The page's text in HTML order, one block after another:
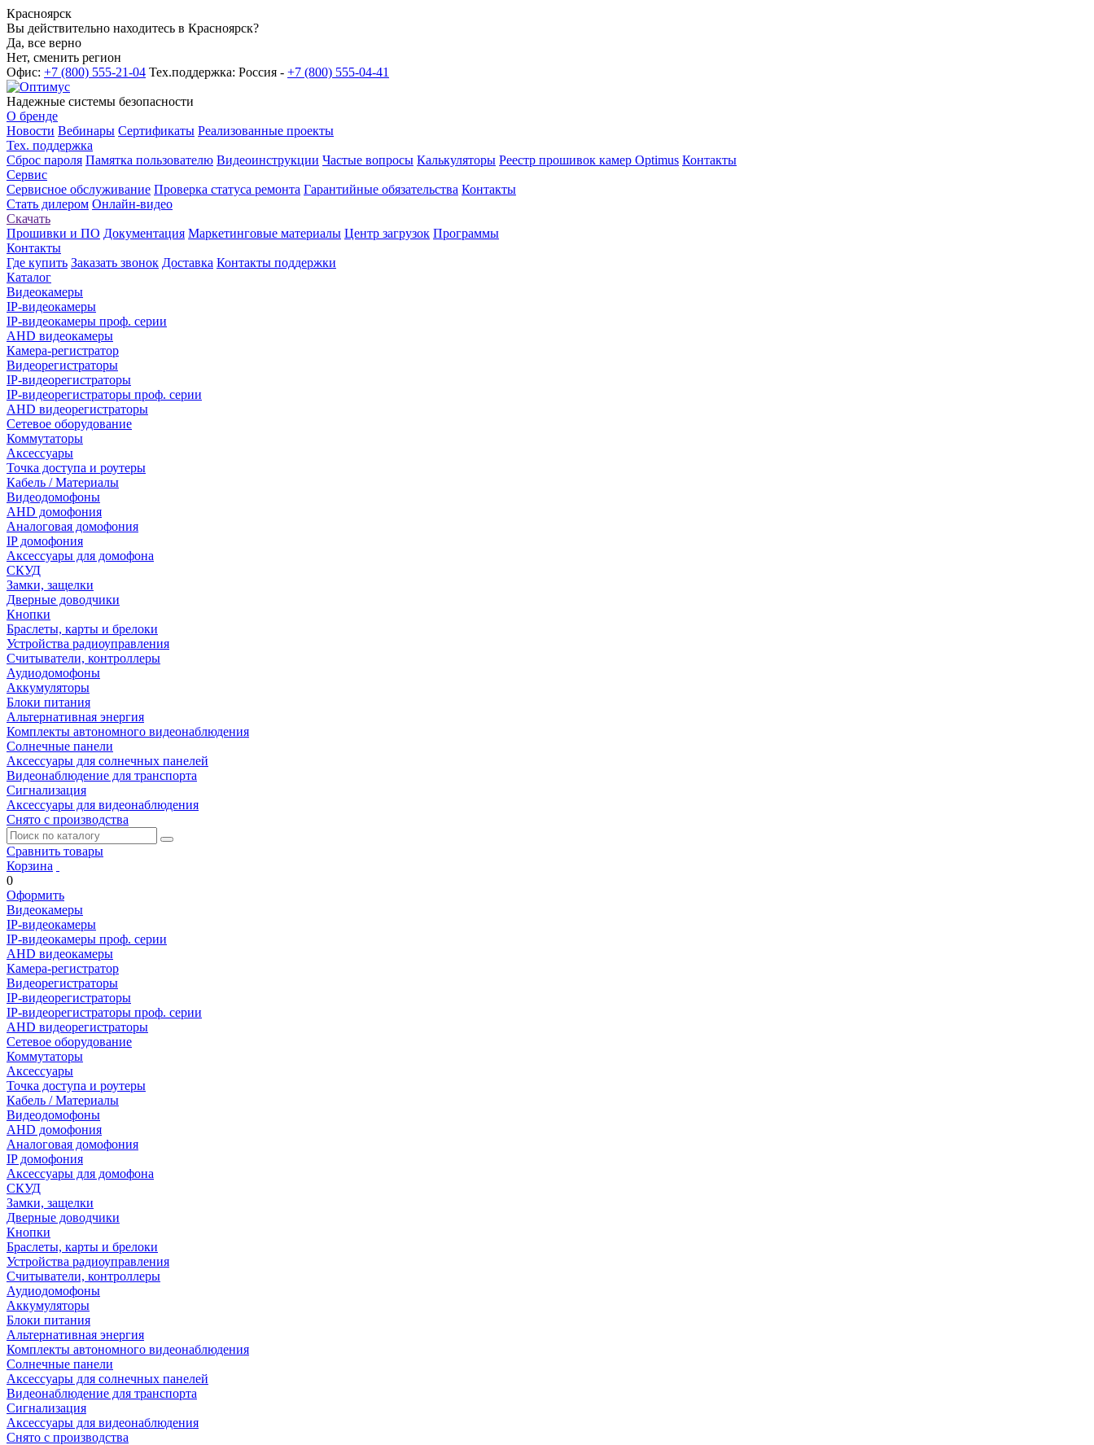
Красноярск
Вы действительно находитесь в Красноярск?
Да, все верно
Нет, сменить регион
Офис: +7 (800) 555-21-04 Тех.поддержка: Россия - +7 (800) 555-04-41
Надежные системы безопасности
О бренде
Новости Вебинары Сертификаты Реализованные проекты
Тех. поддержка
Сброс пароля Памятка пользователю Видеоинструкции Частые вопросы Калькуляторы Реестр прошивок камер Optimus Контакты
Сервис
Сервисное обслуживание Проверка статуса ремонта Гарантийные обязательства Контакты
Стать дилером Онлайн-видео
Скачать
Прошивки и ПО Документация Маркетинговые материалы Центр загрузок Программы
Контакты
Где купить Заказать звонок Доставка Контакты поддержки
Каталог
Видеокамеры
IP-видеокамеры
IP-видеокамеры проф. серии
AHD видеокамеры
Камера-регистратор
Видеорегистраторы
IP-видеорегистраторы
IP-видеорегистраторы проф. серии
AHD видеорегистраторы
Сетевое оборудование
Коммутаторы
Аксессуары
Точка доступа и роутеры
Кабель / Материалы
Видеодомофоны
AHD домофония
Аналоговая домофония
IP домофония
Аксессуары для домофона
СКУД
Замки, защелки
Дверные доводчики
Кнопки
Браслеты, карты и брелоки
Устройства радиоуправления
Считыватели, контроллеры
Аудиодомофоны
Аккумуляторы
Блоки питания
Альтернативная энергия
Комплекты автономного видеонаблюдения
Солнечные панели
Аксессуары для солнечных панелей
Видеонаблюдение для транспорта
Сигнализация
Аксессуары для видеонаблюдения
Снято с производства
Сравнить товары
Корзина
0
Оформить
Видеокамеры
IP-видеокамеры
IP-видеокамеры проф. серии
AHD видеокамеры
Камера-регистратор
Видеорегистраторы
IP-видеорегистраторы
IP-видеорегистраторы проф. серии
AHD видеорегистраторы
Сетевое оборудование
Коммутаторы
Аксессуары
Точка доступа и роутеры
Кабель / Материалы
Видеодомофоны
AHD домофония
Аналоговая домофония
IP домофония
Аксессуары для домофона
СКУД
Замки, защелки
Дверные доводчики
Кнопки
Браслеты, карты и брелоки
Устройства радиоуправления
Считыватели, контроллеры
Аудиодомофоны
Аккумуляторы
Блоки питания
Альтернативная энергия
Комплекты автономного видеонаблюдения
Солнечные панели
Аксессуары для солнечных панелей
Видеонаблюдение для транспорта
Сигнализация
Аксессуары для видеонаблюдения
Снято с производства